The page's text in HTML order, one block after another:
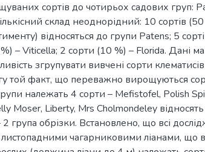
сортів до чотирьох садових груп:
склад неоднорідний: 10 сортів
відносяться до групи Patens; 5
– Viticella; 2 сорти (10 %) – Florida. Дані
згрупувати вивчені сорти
той факт, що переважно вирощуються
належать 4 сорти – Mefistofel, Polish
Moser, Liberty, Mrs Cholmondeley
група обрізки. Встановлено, що всі
чагарниковими ліанами, що